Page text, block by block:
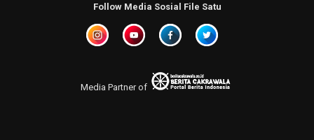
Follow Media Sosial File Satu
Media Partner of